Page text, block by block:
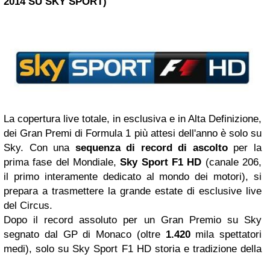
La copertura live totale, in esclusiva e in Alta Definizione,
dei Gran Premi di Formula 1 più attesi dell'anno è solo su
Sky. Con una sequenza di record di ascoltoper la
prima fase del Mondiale,Sky Sport F1 HD (canale 206,
il primo interamente dedicato al mondo dei motori), si
prepara a trasmettere la grande estate di esclusive live
del Circus.
Dopo il record assoluto per un Gran Premio su Sky
segnato dal GP di Monaco (oltre 1.420 mila spettatori
medi), solo su Sky Sport F1 HD storia e tradizione della